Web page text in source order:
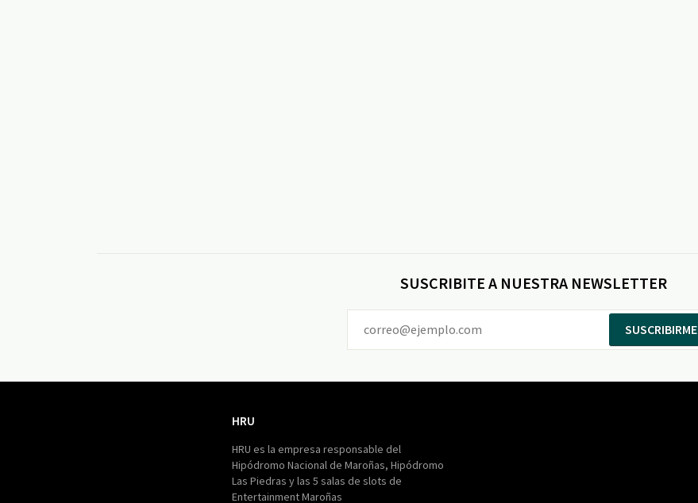
SUSCRIBITE A NUESTRA NEWSLETTER
SUSCRIBIRME
HRU
HRU es la empresa responsable del
Hipódromo Nacional de Maroñas, Hipódromo
Las Piedras y las 5 salas de slots de
Entertainment Maroñas